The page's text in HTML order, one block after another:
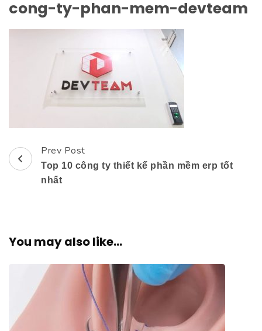
cong-ty-phan-mem-devteam
Post
Navigation
Prev Post
Top 10 công ty thiết kế phần mềm erp tốt
nhất
You may also like...